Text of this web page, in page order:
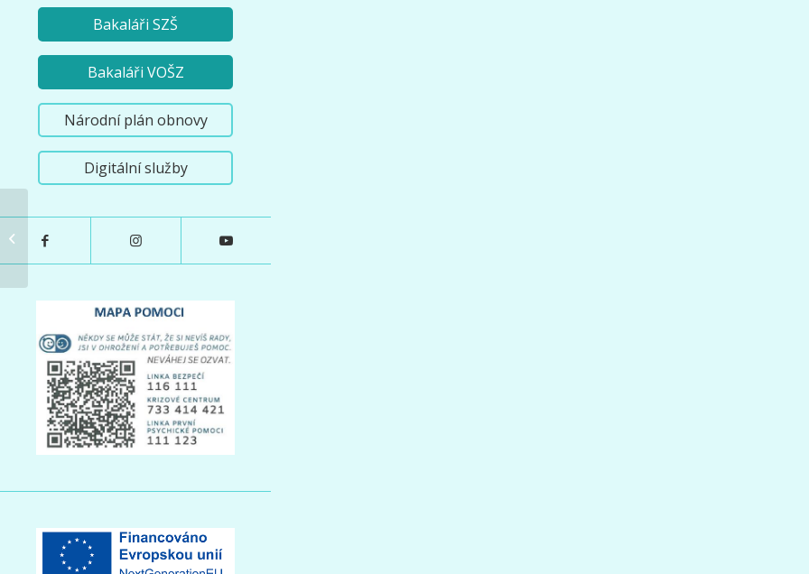
Bakaláři SZŠ
Bakaláři VOŠZ
Národní plán obnovy
Digitální služby
Aktivy s rodiči 14. 4. 2025